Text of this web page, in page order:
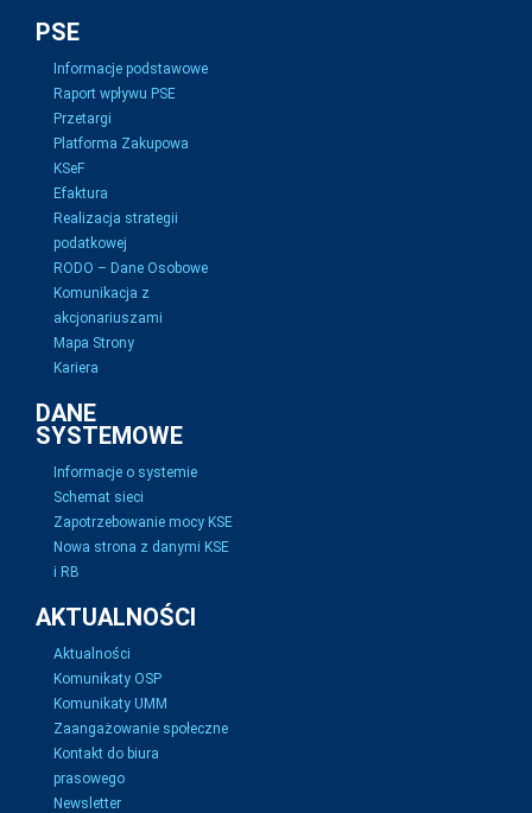
PSE
Informacje podstawowe
Raport wpływu PSE
Przetargi
Platforma Zakupowa
KSeF
Efaktura
Realizacja strategii
podatkowej
RODO – Dane Osobowe
Komunikacja z
akcjonariuszami
Mapa Strony
Kariera
DANE
SYSTEMOWE
Informacje o systemie
Schemat sieci
Zapotrzebowanie mocy KSE
Nowa strona z danymi KSE
i RB
AKTUALNOŚCI
Aktualności
Komunikaty OSP
Komunikaty UMM
Zaangażowanie społeczne
Kontakt do biura
prasowego
Newsletter